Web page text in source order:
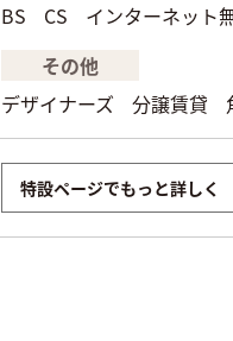
BS
CS インターネット
その他
デザイナーズ
分譲賃貸
特設ページでもっと詳しく